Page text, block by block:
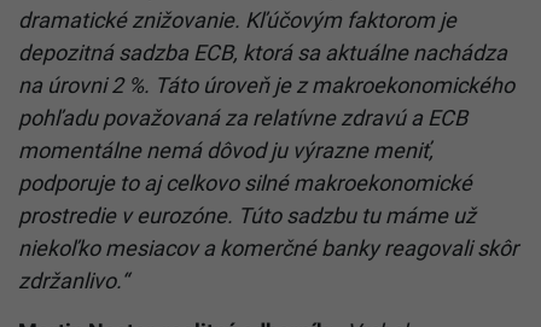
dramatické znižovanie. Kľúčovým faktorom je
depozitná sadzba ECB, ktorá sa aktuálne nachádza
na úrovni 2 %. Táto úroveň je z makroekonomického
pohľadu považovaná za relatívne zdravú a ECB
momentálne nemá dôvod ju výrazne meniť,
podporuje to aj celkovo silné makroekonomické
prostredie v eurozóne. Túto sadzbu tu máme už
niekoľko mesiacov a komerčné banky reagovali skôr
zdržanlivo.“